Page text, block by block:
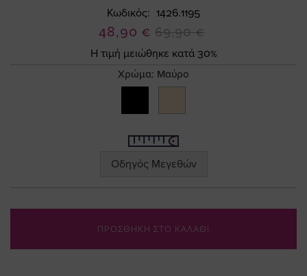
Κωδικός 1426.1195
Ειδική
Τιμή
48,90 € 69,90 €
Η τιμή μειώθηκε κατά 30%
Χρώμα: Μαύρο
Οδηγός Μεγεθών
ΠΡΟΣΘΗΚΗ ΣΤΟ ΚΑΛΑΘΙ